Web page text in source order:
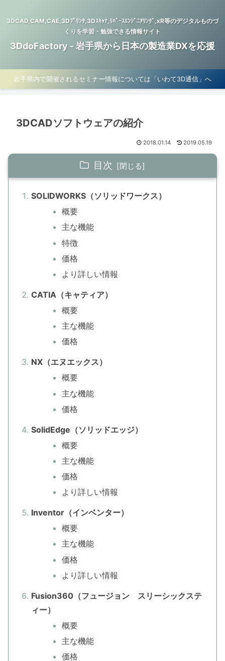
3DCAD,CAM,CAE,3Dﾌﾟﾘﾝﾀ,3Dｽｷｬﾅ,ﾘﾊﾞｰｽｴﾝｼﾞﾆｱﾘﾝｸﾞ,xR等のデジタルものづ
くりを学習・勉強できる情報サイト
3DdoFactory - 岩手県から日本の製造業DXを応援
岩手県内で開催されるセミナー情報については「いわて3D通信」へ
3DCADソフトウェアの紹介
2018.01.14 2019.05.19
目次
SOLIDWORKS（ソリッドワークス）
概要
主な機能
特徴
価格
より詳しい情報
CATIA（キャティア）
概要
主な機能
価格
NX（エヌエックス）
概要
主な機能
価格
SolidEdge（ソリッドエッジ）
概要
主な機能
価格
より詳しい情報
Inventor（インベンター）
概要
主な機能
価格
より詳しい情報
Fusion360（フュージョン スリーシックステ
ィー）
概要
主な機能
価格